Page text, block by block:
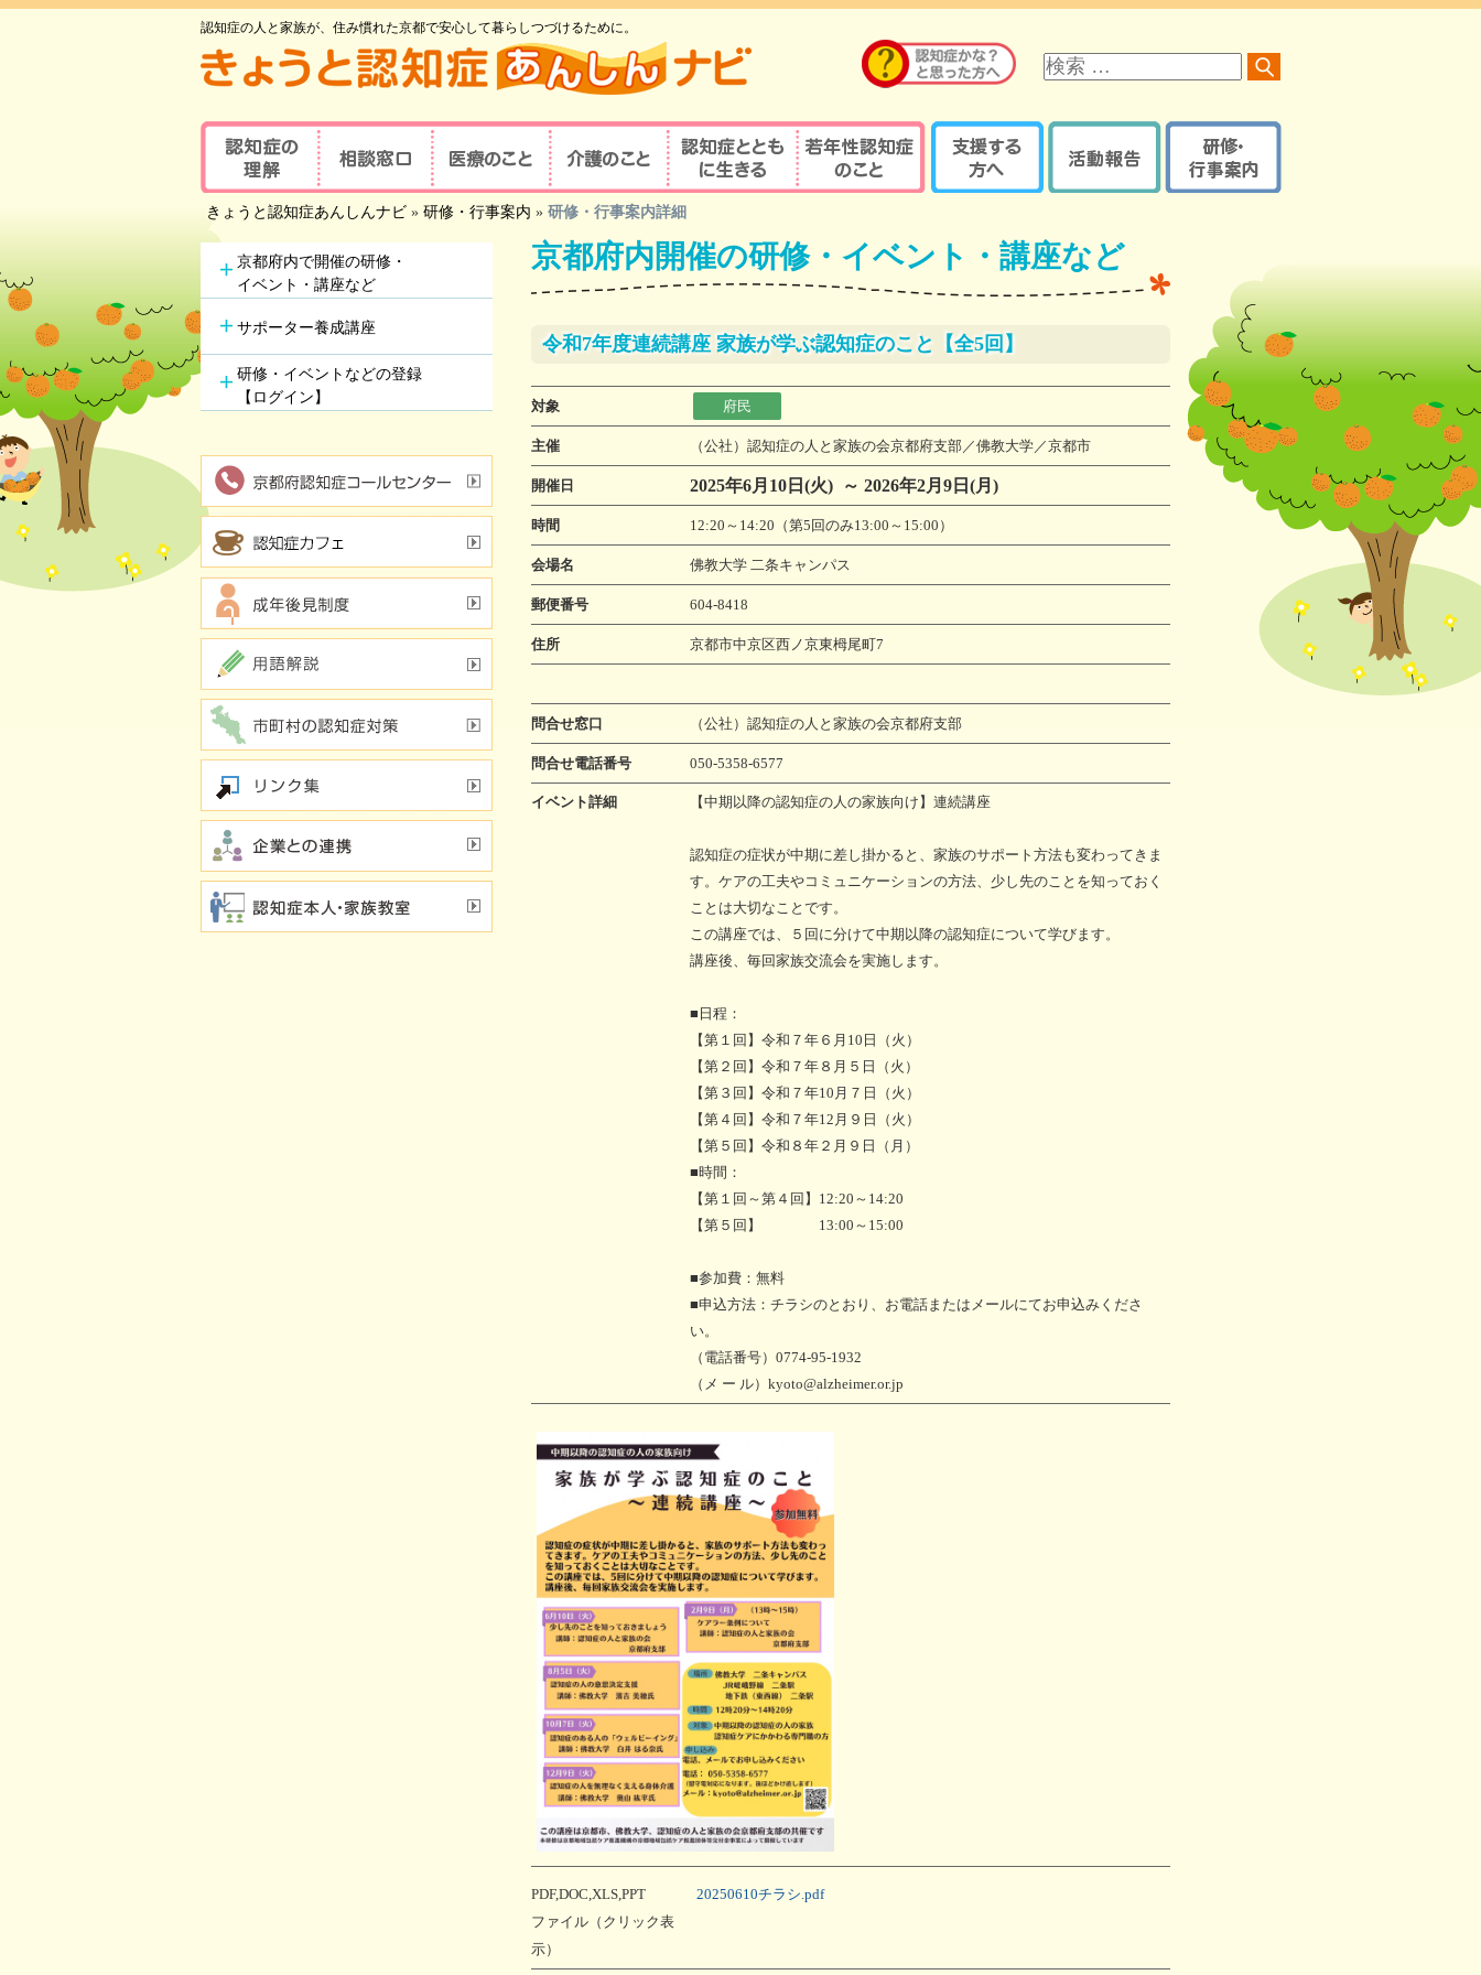
認知症の人と家族が、住み慣れた京都で安心して暮らしつづけるために。
イ
ト
索
認知症の理解
認知症とは
主な原因疾患
セルフチェックシート
情報ツール一覧
相談窓口
京都府認知症
認知症地域相談窓口
事業所
認知症高齢者等
（おれんじブリッジ）
医療のこと
医療の重要性
認知症の診察・診療が
可能な医療機関を探す
認知症対応力向上研修
認知症疾患医療センター
認知症サポート医
学会が認定する専門医等
アルツハイマー型認知症
の新しい治療薬
介護のこと
介護の重要性
介護サービス
認知症リンクワーカー
認知症とともに生
若年性認知症ならではの
若年性認知症支援の
利用できる制度
オレンジガイドブック
若年性認知症
個別ピアサポート事業
記憶とつなぐ
～ある写真家の物語～
京都式認知症ケアパス
とは？
認知症サポート医一覧
京都オレンジガイドブック
認知症本人・家族教室
異業種連携協議会
認知症カフェブログ
京都府・機構の取組報告
活動報告登録
研修・イベントなどの
登録【ログイン】
きょうと認知症あんしんナビ » 研修・行事案内 » 研修・行事案内詳細
京都府内開催の研修・イベント・講座など
令和7年度連続講座 家族が学ぶ認知症のこと【全5回】
対象 府民
主催 （公社）認知症の人と家族の会京都府支部／佛教大学／京都市
開催日 2025年6月10日(火) ～ 2026年2月9日(月)
時間 12:20～14:20（第5回のみ13:00～15:00）
会場名 佛教大学 二条キャンパス
郵便番号 604-8418
住所 京都市中京区西ノ京東栂尾町7
問合せ窓口 （公社）認知症の人と家族の会京都府支部
問合せ電話番号 050-5358-6577
イベント詳細 【中期以降の認知症の人の家族向け】連続講座
認知症の症状が中期に差し掛かると、家族のサポート方法も変わってきま
す。ケアの工夫やコミュニケーションの方法、少し先のことを知っておく
ことは大切なことです。
この講座では、５回に分けて中期以降の認知症について学びます。
講座後、毎回家族交流会を実施します。
■日程：
【第１回】令和７年６月10日（火）
【第２回】令和７年８月５日（火）
【第３回】令和７年10月７日（火）
【第４回】令和７年12月９日（火）
【第５回】令和８年２月９日（月）
■時間：
【第１回～第４回】12:20～14:20
【第５回】 13:00～15:00
■参加費：無料
■申込方法：チラシのとおり、お電話またはメールにてお申込みくださ
い。
（電話番号）0774-95-1932
（メ ー ル）kyoto@alzheimer.or.jp
PDF,DOC,XLS,PPT
ファイル（クリック表
示）
20250610チラシ.pdf
京都府内で開催の研修・
イベント・講座など
サポーター養成講座
研修・イベントなどの登録
【ログイン】